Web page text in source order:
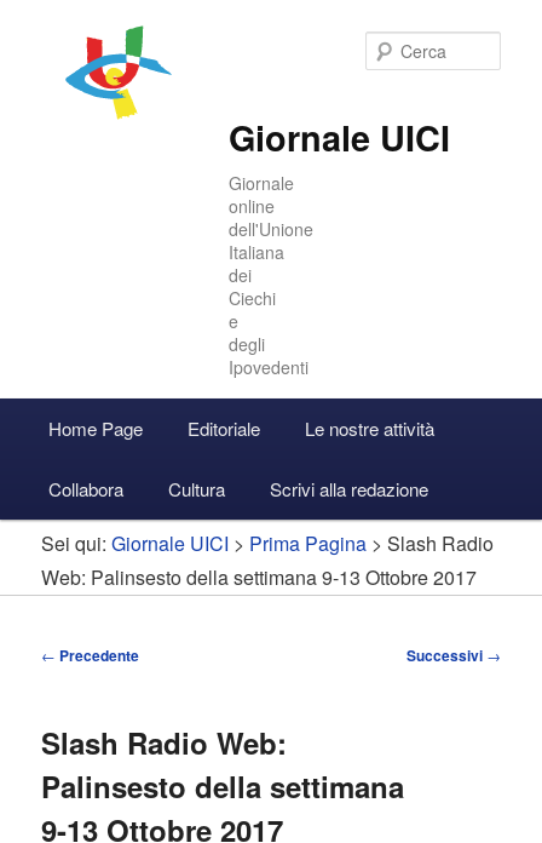
Giornale UICI
Giornale
online
dell'Unione
Italiana
dei
Ciechi
e
degli
Ipovedenti
principale
Vai
al
contenuto
Vai
al
contenuto
Accedi
Home Page Editoriale Le nostre attività
Collabora Cultura Scrivi alla redazione
Sei qui:Giornale UICI > Prima Pagina > Slash Radio
Web: Palinsesto della settimana 9-13 Ottobre 2017
Navigazione
← Precedente Successivi →
Slash Radio Web:
Palinsesto della settimana
9-13 Ottobre 2017